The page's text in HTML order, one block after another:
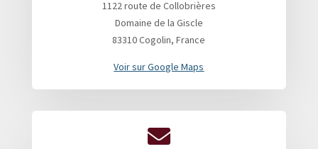
1122 route de Collobrières
Domaine de la Giscle
83310 Cogolin, France
Voir sur Google Maps
